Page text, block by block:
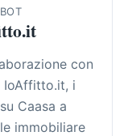
con
i
Caasa a
immobiliare